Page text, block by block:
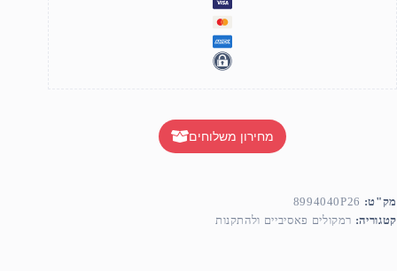
מחירון משלוחים
מק"ט: 8994040P26
קטגוריה: רמקולים פאסיביים ולהתקנות